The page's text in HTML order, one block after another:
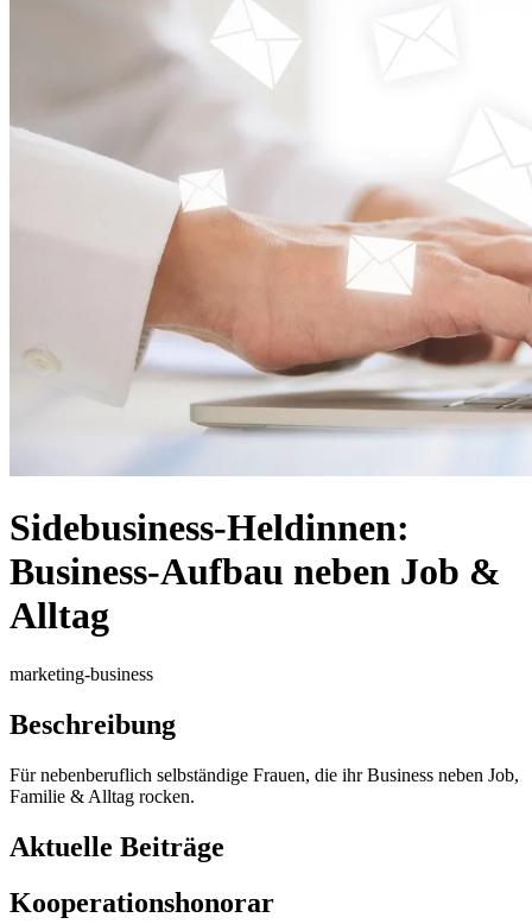
Sidebusiness-Heldinnen:
Business-Aufbau neben Job &
Alltag
marketing-business
Beschreibung
Für nebenberuflich selbständige Frauen, die ihr Business neben Job,
Familie & Alltag rocken.
Aktuelle Beiträge
Kooperationshonorar